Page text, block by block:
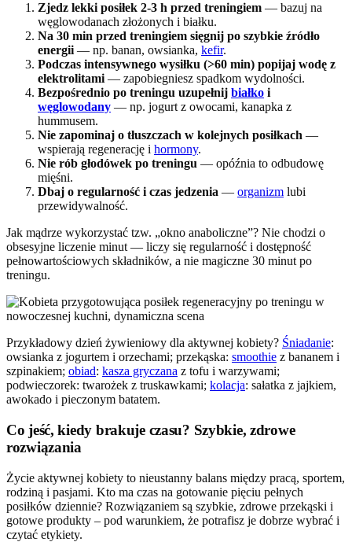
Zjedz lekki posiłek 2-3 h przed treningiem — bazuj na
węglowodanach złożonych i białku.
Na 30 min przed treningiem sięgnij po szybkie źródło
energii — np. banan, owsianka, kefir.
Podczas intensywnego wysiłku (>60 min) popijaj wodę z
elektrolitami — zapobiegniesz spadkom wydolności.
Bezpośrednio po treningu uzupełnij białko i
węglowodany — np. jogurt z owocami, kanapka z
hummusem.
Nie zapominaj o tłuszczach w kolejnych posiłkach —
wspierają regenerację i hormony.
Nie rób głodówek po treningu — opóźnia to odbudowę
mięśni.
Dbaj o regularność i czas jedzenia — organizm lubi
przewidywalność.
Jak mądrze wykorzystać tzw. „okno anaboliczne”? Nie chodzi o
obsesyjne liczenie minut — liczy się regularność i dostępność
pełnowartościowych składników, a nie magiczne 30 minut po
treningu.
Przykładowy dzień żywieniowy dla aktywnej kobiety? Śniadanie:
owsianka z jogurtem i orzechami; przekąska: smoothie z bananem i
szpinakiem; obiad: kasza gryczana z tofu i warzywami;
podwieczorek: twarożek z truskawkami; kolacja: sałatka z jajkiem,
awokado i pieczonym batatem.
Co jeść, kiedy brakuje czasu? Szybkie, zdrowe
rozwiązania
Życie aktywnej kobiety to nieustanny balans między pracą, sportem,
rodziną i pasjami. Kto ma czas na gotowanie pięciu pełnych
posiłków dziennie? Rozwiązaniem są szybkie, zdrowe przekąski i
gotowe produkty – pod warunkiem, że potrafisz je dobrze wybrać i
czytać etykiety.